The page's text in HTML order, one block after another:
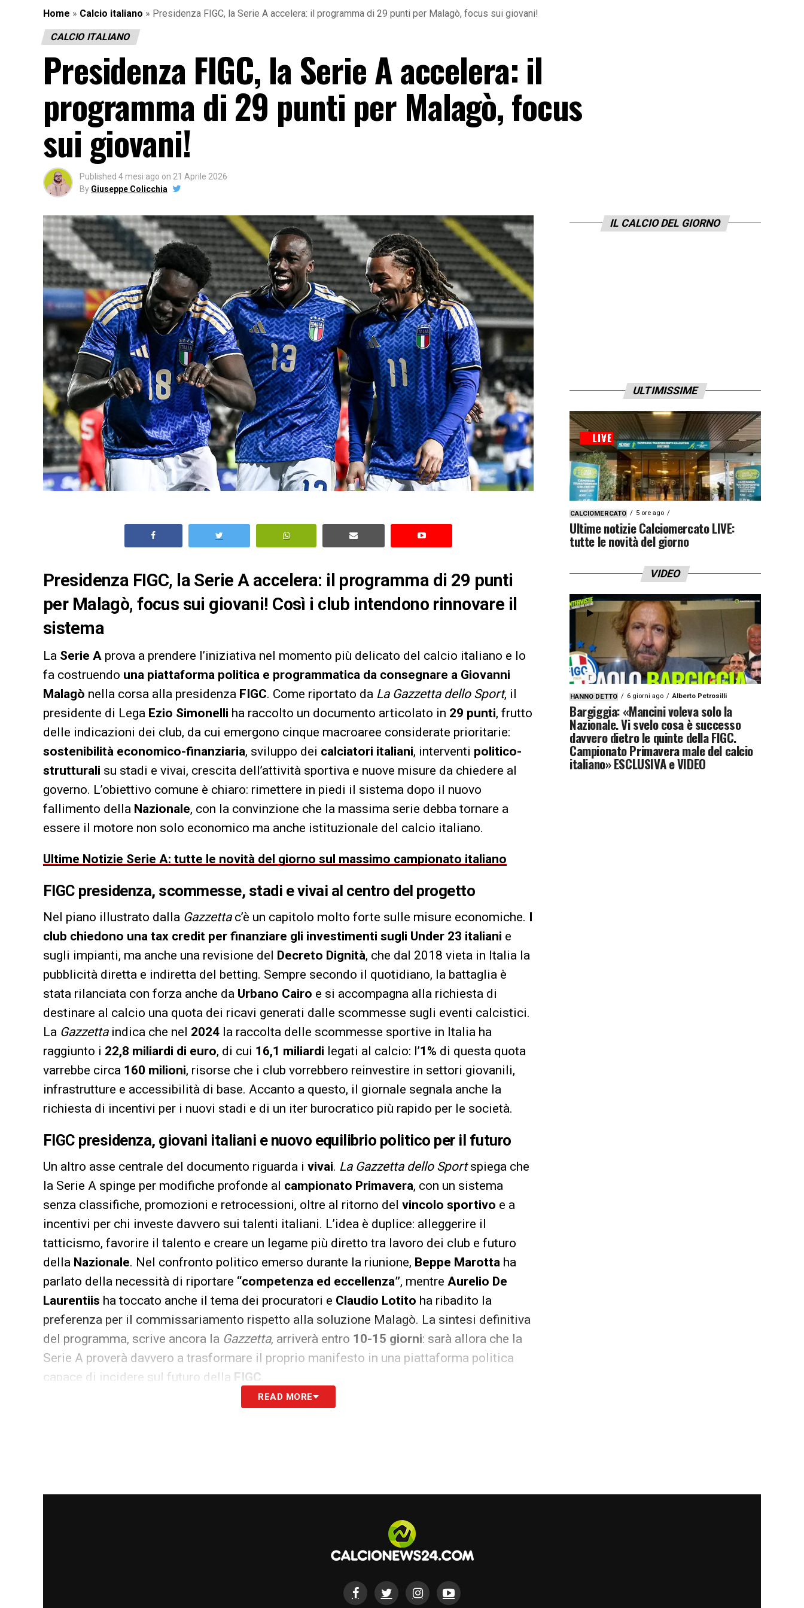
Home » Calcio italiano » Presidenza FIGC, la Serie A accelera: il programma di 29 punti per Malagò, focus sui giovani!
CALCIO ITALIANO
Presidenza FIGC, la Serie A accelera: il
programma di 29 punti per Malagò, focus
sui giovani!
Published 4 mesi ago on 21 Aprile 2026
By Giuseppe Colicchia
Presidenza FIGC, la Serie A accelera: il programma di 29 punti
per Malagò, focus sui giovani! Così i club intendono rinnovare il
sistema
La Serie A prova a prendere l’iniziativa nel momento più delicato del calcio italiano e lo
fa costruendo una piattaforma politica e programmatica da consegnare a Giovanni
Malagò nella corsa alla presidenza FIGC. Come riportato da La Gazzetta dello Sport, il
presidente di Lega Ezio Simonelli ha raccolto un documento articolato in 29 punti, frutto
delle indicazioni dei club, da cui emergono cinque macroaree considerate prioritarie:
sostenibilità economico-finanziaria, sviluppo dei calciatori italiani, interventi politico-
strutturali su stadi e vivai, crescita dell’attività sportiva e nuove misure da chiedere al
governo. L’obiettivo comune è chiaro: rimettere in piedi il sistema dopo il nuovo
fallimento della Nazionale, con la convinzione che la massima serie debba tornare a
essere il motore non solo economico ma anche istituzionale del calcio italiano.
Ultime Notizie Serie A: tutte le novità del giorno sul massimo campionato italiano
FIGC presidenza, scommesse, stadi e vivai al centro del progetto
Nel piano illustrato dalla Gazzettac’è un capitolo molto forte sulle misure economiche. I
club chiedono una tax credit per finanziare gli investimenti sugli Under 23 italiani e
sugli impianti, ma anche una revisione del Decreto Dignità, che dal 2018 vieta in Italia la
pubblicità diretta e indiretta del betting. Sempre secondo il quotidiano, la battaglia è
stata rilanciata con forza anche da Urbano Cairo e si accompagna alla richiesta di
destinare al calcio una quota dei ricavi generati dalle scommesse sugli eventi calcistici.
La Gazzettaindica che nel 2024 la raccolta delle scommesse sportive in Italia ha
raggiunto i 22,8 miliardi di euro, di cui 16,1 miliardi legati al calcio: l’1% di questa quota
varrebbe circa 160 milioni, risorse che i club vorrebbero reinvestire in settori giovanili,
infrastrutture e accessibilità di base. Accanto a questo, il giornale segnala anche la
richiesta di incentivi per i nuovi stadi e di un iter burocratico più rapido per le società.
FIGC presidenza, giovani italiani e nuovo equilibrio politico per il futuro
Un altro asse centrale del documento riguarda i vivai. La Gazzetta dello Sportspiega che
la Serie A spinge per modifiche profonde al campionato Primavera, con un sistema
senza classifiche, promozioni e retrocessioni, oltre al ritorno del vincolo sportivo e a
incentivi per chi investe davvero sui talenti italiani. L’idea è duplice: alleggerire il
tatticismo, favorire il talento e creare un legame più diretto tra lavoro dei club e futuro
della Nazionale. Nel confronto politico emerso durante la riunione, Beppe Marotta ha
parlato della necessità di riportare “competenza ed eccellenza”, mentre Aurelio De
Laurentiis ha toccato anche il tema dei procuratori e Claudio Lotito ha ribadito la
preferenza per il commissariamento rispetto alla soluzione Malagò. La sintesi definitiva
del programma, scrive ancora la Gazzetta, arriverà entro 10-15 giorni: sarà allora che la
Serie A proverà davvero a trasformare il proprio manifesto in una piattaforma politica
capace di incidere sul futuro della FIGC
READ MORE
IL CALCIO DEL GIORNO
ULTIMISSIME
CALCIOMERCATO 5 ore ago
Ultime notizie Calciomercato LIVE:
tutte le novità del giorno
VIDEO
HANNO DETTO 6 giorni ago Alberto Petrosilli
Bargiggia: «Mancini voleva solo la
Nazionale. Vi svelo cosa è successo
davvero dietro le quinte della FIGC.
Campionato Primavera male del calcio
italiano» ESCLUSIVA e VIDEO